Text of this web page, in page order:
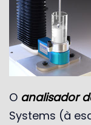
O analisador
Systems (à